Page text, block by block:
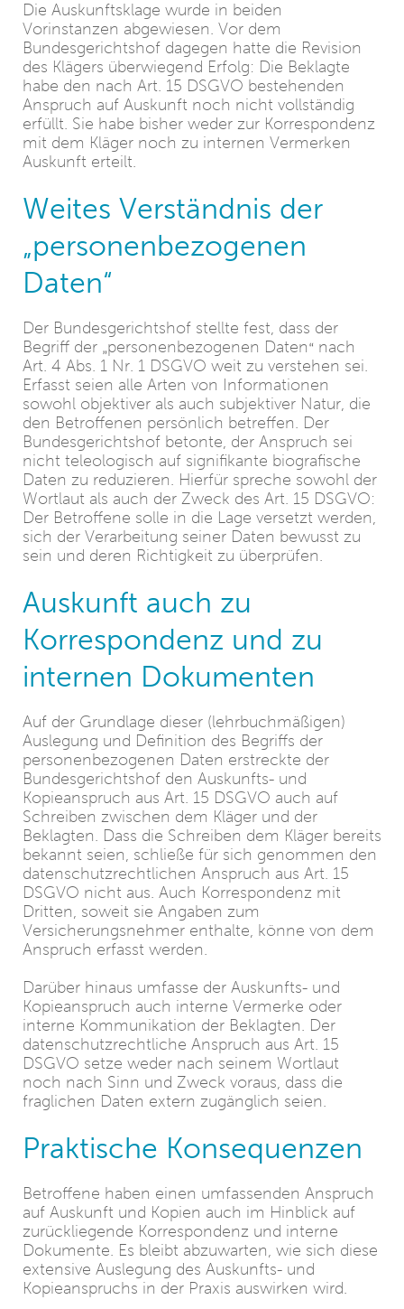
Die Auskunftsklage wurde in beiden
Vorinstanzen abgewiesen. Vor dem
Bundesgerichtshof dagegen hatte die Revision
des Klägers überwiegend Erfolg: Die Beklagte
habe den nach Art. 15 DSGVO bestehenden
Anspruch auf Auskunft noch nicht vollständig
erfüllt. Sie habe bisher weder zur Korrespondenz
mit dem Kläger noch zu internen Vermerken
Auskunft erteilt.
Weites Verständnis der
„personenbezogenen
Daten“
Der Bundesgerichtshof stellte fest, dass der
Begriff der „personenbezogenen Daten “ nach
Art. 4 Abs. 1 Nr. 1 DSGVO weit zu verstehen sei.
Erfasst seien alle Arten von Informationen
sowohl objektiver als auch subjektiver Natur, die
den Betroffenen persönlich betreffen. Der
Bundesgerichtshof betonte, der Anspruch sei
nicht teleologisch auf signifikante biografische
Daten zu reduzieren. Hierfür spreche sowohl der
Wortlaut als auch der Zweck des Art. 15 DSGVO:
Der Betroffene solle in die Lage versetzt werden,
sich der Verarbeitung seiner Daten bewusst zu
sein und deren Richtigkeit zu überprüfen.
Auskunft auch zu
Korrespondenz und zu
internen Dokumenten
Auf der Grundlage dieser (lehrbuchmäßigen)
Auslegung und Definition des Begriffs der
personenbezogenen Daten erstreckte der
Bundesgerichtshof den Auskunfts- und
Kopieanspruch aus Art. 15 DSGVO auch auf
Schreiben zwischen dem Kläger und der
Beklagten. Dass die Schreiben dem Kläger bereits
bekannt seien, schließe für sich genommen den
datenschutzrechtlichen Anspruch aus Art. 15
DSGVO nicht aus. Auch Korrespondenz mit
Dritten, soweit sie Angaben zum
Versicherungsnehmer enthalte, könne von dem
Anspruch erfasst werden.
Darüber hinaus umfasse der Auskunfts- und
Kopieanspruch auch interne Vermerke oder
interne Kommunikation der Beklagten. Der
datenschutzrechtliche Anspruch aus Art. 15
DSGVO setze weder nach seinem Wortlaut
noch nach Sinn und Zweck voraus, dass die
fraglichen Daten extern zugänglich seien.
Praktische Konsequenzen
Betroffene haben einen umfassenden Anspruch
auf Auskunft und Kopien auch im Hinblick auf
zurückliegende Korrespondenz und interne
Dokumente. Es bleibt abzuwarten, wie sich diese
extensive Auslegung des Auskunfts- und
Kopieanspruchs in der Praxis auswirken wird.